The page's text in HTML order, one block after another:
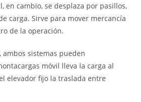
en cambio, se desplaza por pasillos,
carga. Sirve para mover mercancía
de la operación.
ambos sistemas pueden
móvil lleva la carga al
elevador fijo la traslada entre